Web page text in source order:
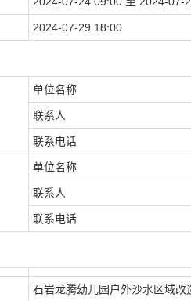
2024-07-29 18:00
单位名称
联系人
联系电话
单位名称
联系人
联系电话
石岩龙腾幼儿园户外沙水区域